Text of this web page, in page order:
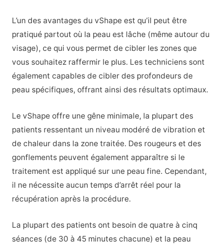
L’un des avantages du vShape est qu’il peut être
pratiqué partout où la peau est lâche (même autour du
visage), ce qui vous permet de cibler les zones que
vous souhaitez raffermir le plus. Les techniciens sont
également capables de cibler des profondeurs de
peau spécifiques, offrant ainsi des résultats optimaux.
Le vShape offre une gêne minimale, la plupart des
patients ressentant un niveau modéré de vibration et
de chaleur dans la zone traitée. Des rougeurs et des
gonflements peuvent également apparaître si le
traitement est appliqué sur une peau fine. Cependant,
il ne nécessite aucun temps d’arrêt réel pour la
récupération après la procédure.
La plupart des patients ont besoin de quatre à cinq
séances (de 30 à 45 minutes chacune) et la peau